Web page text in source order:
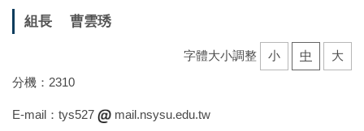
組長 曹雲琇
字體大小調整 小 中
大
分機：2310
E-mail：tys527 mail.nsysu.edu.tw